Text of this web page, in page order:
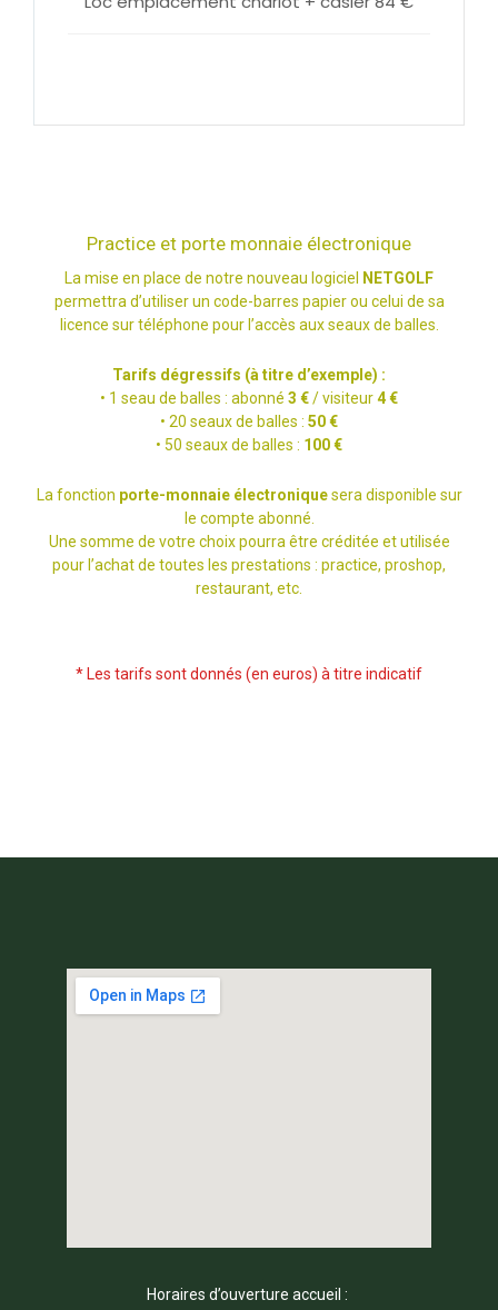
Practice et porte monnaie électronique
La mise en place de notre nouveau logiciel
NETGOLF
permettra d’utiliser un code-barres papier ou celui de sa
licence sur téléphone pour l’accès aux seaux de balles.
Tarifs dégressifs (à titre d’exemple) :
• 1 seau de balles : abonné 3 €/ visiteur4 €
• 20 seaux de balles : 50 €
• 50 seaux de balles : 100 €
La fonction porte-monnaie électroniquesera disponible sur
le compte abonné.
Une somme de votre choix pourra être créditée et utilisée
pour l’achat de toutes les prestations : practice, proshop,
restaurant, etc.
* Les tarifs sont donnés (en euros) à titre indicatif
Horaires d’ouverture accueil :